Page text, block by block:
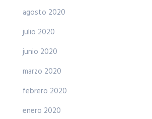
agosto 2020
julio 2020
junio 2020
marzo 2020
febrero 2020
enero 2020